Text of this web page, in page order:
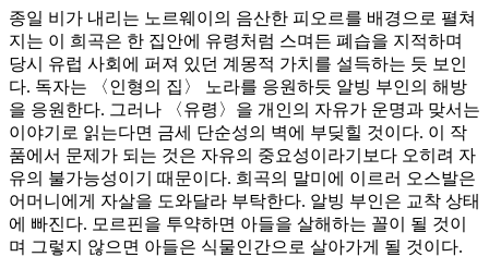
종일 비가 내리는 노르웨이의 음산한 피오르를 배경으로 펼쳐
지는 이 희곡은 한 집안에 유령처럼 스며든 폐습을 지적하며
당시 유럽 사회에 퍼져 있던 계몽적 가치를 설득하는 듯 보인
다. 독자는 〈인형의 집〉 노라를 응원하듯 알빙 부인의 해방
을 응원한다. 그러나 〈유령〉을 개인의 자유가 운명과 맞서는
이야기로 읽는다면 금세 단순성의 벽에 부딪힐 것이다. 이 작
품에서 문제가 되는 것은 자유의 중요성이라기보다 오히려 자
유의 불가능성이기 때문이다. 희곡의 말미에 이르러 오스발은
어머니에게 자살을 도와달라 부탁한다. 알빙 부인은 교착 상태
에 빠진다. 모르핀을 투약하면 아들을 살해하는 꼴이 될 것이
며 그렇지 않으면 아들은 식물인간으로 살아가게 될 것이다.